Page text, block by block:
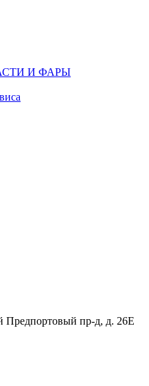
И ФАРЫ
Предпортовый пр-д, д. 26Е